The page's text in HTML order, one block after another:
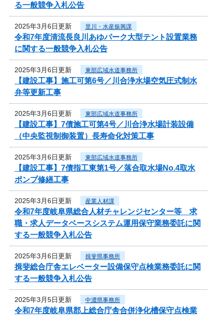
る一般競争入札公告
2025年3月6日更新 里川・水産振興課
令和7年度清流長良川あゆパーク大型テント設置業務
に関する一般競争入札公告
2025年3月6日更新 東部広域水道事務所
【建設工事】施工可第6号／川合浄水場空気圧式制水
弁等更新工事
2025年3月6日更新 東部広域水道事務所
【建設工事】7債施工可第4号／川合浄水場計装設備
（中央監視制御装置）長寿命化対策工事
2025年3月6日更新 東部広域水道事務所
【建設工事】7債指工東第1号／落合取水場No.4取水
ポンプ修繕工事
2025年3月6日更新 産業人材課
令和7年度岐阜県総合人材チャレンジセンター等 求
職・求人データベースシステム運用保守業務委託に関
する一般競争入札公告
2025年3月6日更新 揖斐県事務所
揖斐総合庁舎エレベーター設備保守点検業務委託に関
する一般競争入札公告
2025年3月5日更新 中濃県事務所
令和7年度岐阜県郡上総合庁舎合併浄化槽保守点検業